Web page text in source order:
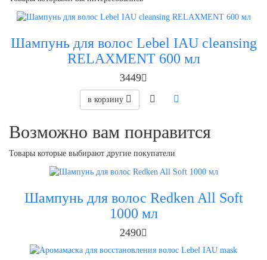
Шампунь для волос Lebel IAU cleansing
RELAXMENT 600 мл
3449
в корзину
Возможно вам понравится
Товары которые выбирают другие покупатели
Шампунь для волос Redken All Soft
1000 мл
2490